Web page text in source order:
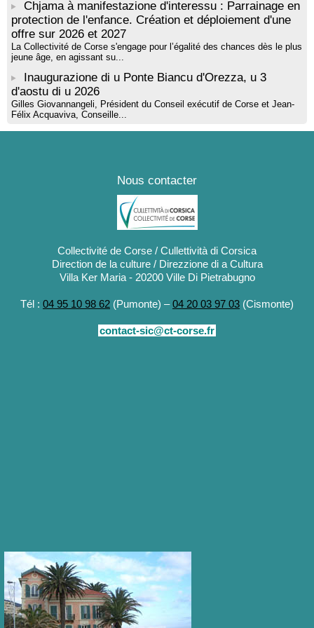
Chjama à manifestazione d'interessu : Parrainage en
protection de l'enfance. Création et déploiement d'une
offre sur 2026 et 2027
La Collectivité de Corse s'engage pour l’égalité des chances dès le plus
jeune âge, en agissant su...
Inaugurazione di u Ponte Biancu d'Orezza, u 3
d'aostu di u 2026
Gilles Giovannangeli, Président du Conseil exécutif de Corse et Jean-
Félix Acquaviva, Conseille...
Nous contacter
Collectivité de Corse / Cullettività di Corsica
Direction de la culture / Direzzione di a Cultura
Villa Ker Maria - 20200 Ville Di Pietrabugno
Tél : 04 95 10 98 62 (Pumonte) –04 20 03 97 03 (Cismonte)
contact-sic@ct-corse.fr